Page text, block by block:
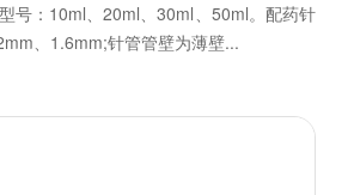
号：10ml、20ml、30ml、50ml。配药针
、1.6mm;针管管壁为薄壁...